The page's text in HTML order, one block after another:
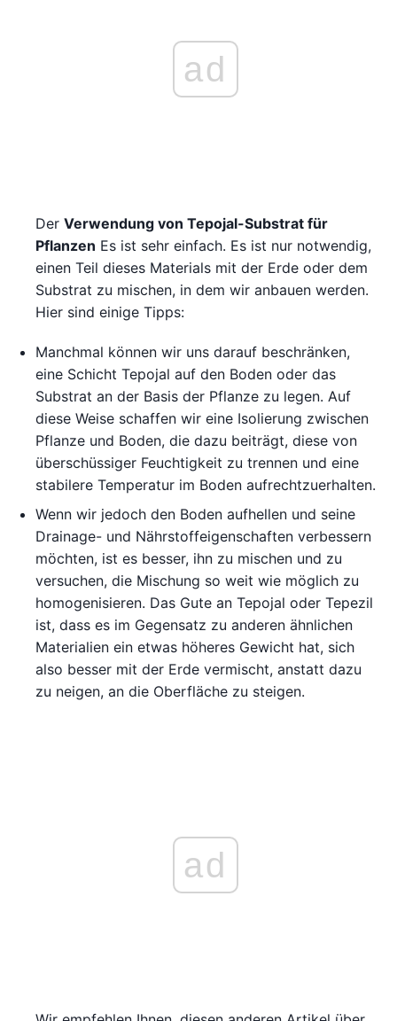
ad
Der Verwendung von Tepojal-Substrat für
Pflanzen Es ist sehr einfach. Es ist nur notwendig,
einen Teil dieses Materials mit der Erde oder dem
Substrat zu mischen, in dem wir anbauen werden.
Hier sind einige Tipps:
Manchmal können wir uns darauf beschränken,
eine Schicht Tepojal auf den Boden oder das
Substrat an der Basis der Pflanze zu legen. Auf
diese Weise schaffen wir eine Isolierung zwischen
Pflanze und Boden, die dazu beiträgt, diese von
überschüssiger Feuchtigkeit zu trennen und eine
stabilere Temperatur im Boden aufrechtzuerhalten.
Wenn wir jedoch den Boden aufhellen und seine
Drainage- und Nährstoffeigenschaften verbessern
möchten, ist es besser, ihn zu mischen und zu
versuchen, die Mischung so weit wie möglich zu
homogenisieren. Das Gute an Tepojal oder Tepezil
ist, dass es im Gegensatz zu anderen ähnlichen
Materialien ein etwas höheres Gewicht hat, sich
also besser mit der Erde vermischt, anstatt dazu
zu neigen, an die Oberfläche zu steigen.
ad